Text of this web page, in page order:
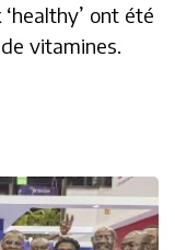
ont été
vitamines.